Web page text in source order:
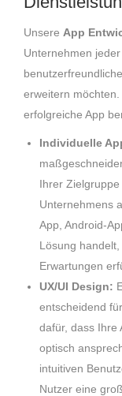
Unsere App
Unternehmen
erweitern
erfolgreiche App
Individuelle
Ihrer
Unternehmens
App, Android-
Lösung
Erwartungen
UX/UI Design:
entscheidend
dafür, dass Ihre
optisch
intuitiven
Nutzer eine